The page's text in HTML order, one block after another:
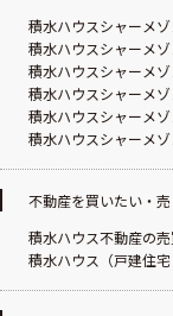
積水ハウスシャーメ
積水ハウスシャーメ
積水ハウスシャーメ
積水ハウスシャーメ
積水ハウスシャーメ
積水ハウスシャーメ
不動産を買いたい・
積水ハウス不動産の売
積水ハウス（戸建住宅